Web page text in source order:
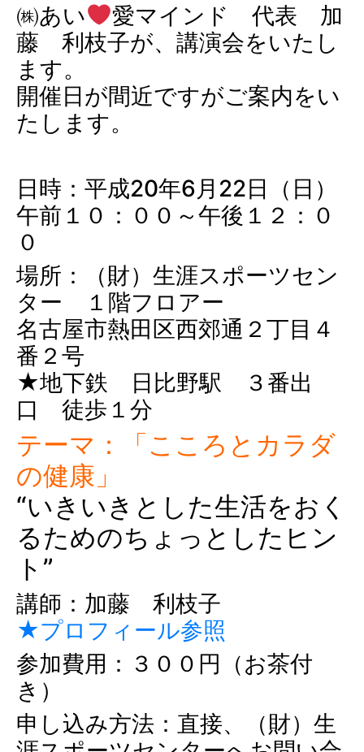
㈱あい
愛マインド 代表 加
藤 利枝子が、講演会をいたし
ます。
開催日が間近ですがご案内をい
たします。
日時：平成20年6月22日（日）
午前１０：００～午後１２：０
０
場所：（財）生涯スポーツセン
ター １階フロアー
名古屋市熱田区西郊通２丁目４
番２号
★地下鉄 日比野駅 ３番出
口 徒歩１分
テーマ：「こころとカラダ
の健康」
“いきいきとした生活をおく
るためのちょっとしたヒン
ト”
講師：加藤 利枝子
★プロフィール参照
参加費用：３００円（お茶付
き）
申し込み方法：直接、（財）生